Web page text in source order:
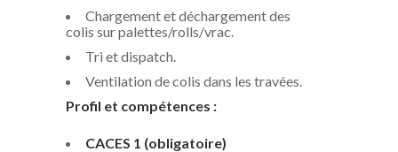
Chargement et déchargement des
colis sur palettes/rolls/vrac.
Tri et dispatch.
Ventilation de colis dans les travées.
Profil et compétences :
CACES 1 (obligatoire)